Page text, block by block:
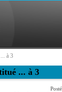
à 3
... à 3